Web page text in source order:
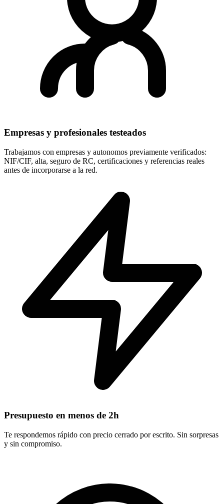
Empresas y profesionales testeados
Trabajamos con empresas y autonomos previamente verificados:
NIF/CIF, alta, seguro de RC, certificaciones y referencias reales
antes de incorporarse a la red.
Presupuesto en menos de 2h
Te respondemos rápido con precio cerrado por escrito. Sin sorpresas
y sin compromiso.